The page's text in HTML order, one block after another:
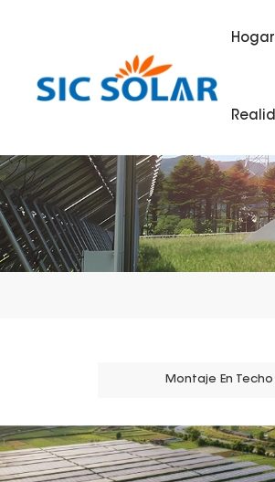
Hogar
Montaje En Techo